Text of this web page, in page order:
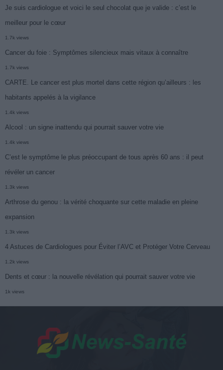
Je suis cardiologue et voici le seul chocolat que je valide : c’est le
meilleur pour le cœur
1.7k views
Cancer du foie : Symptômes silencieux mais vitaux à connaître
1.7k views
CARTE. Le cancer est plus mortel dans cette région qu’ailleurs : les
habitants appelés à la vigilance
1.4k views
Alcool : un signe inattendu qui pourrait sauver votre vie
1.4k views
C’est le symptôme le plus préoccupant de tous après 60 ans : il peut
révéler un cancer
1.3k views
Arthrose du genou : la vérité choquante sur cette maladie en pleine
expansion
1.3k views
4 Astuces de Cardiologues pour Éviter l’AVC et Protéger Votre Cerveau
1.2k views
Dents et cœur : la nouvelle révélation qui pourrait sauver votre vie
1k views